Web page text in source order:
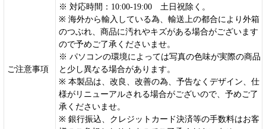
ご注意事項
※ 対応時間：10:00-19:00 土日祝除く。
※ 海外から輸入している為、輸送上の都合により外箱
のつぶれ、商品に汚れやキズがある場合がございます
ので予めご了承くださいませ。
※ パソコンの環境によっては写真の色味が実際の商品
と少し異なる場合があります。
※ 本製品は、改良、改善の為、予告なくデザイン、仕
様がリニューアルされる場合がございので、予めご了
承くださいませ。
※ 銀行振込、クレジットカード決済等の手数料はお客